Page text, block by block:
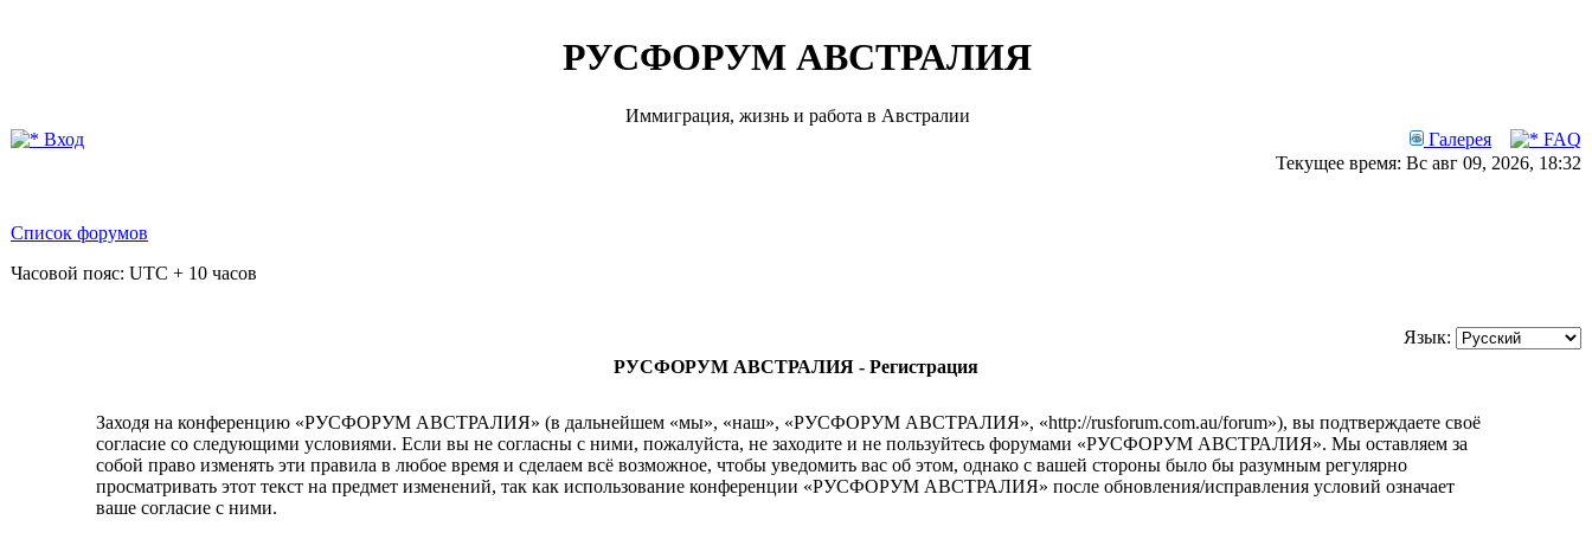
РУСФОРУМ АВСТРАЛИЯ
Иммиграция, жизнь и работа в Австралии
Вход
Галерея
FAQ
Текущее время: Вс авг 09, 2026, 18:32
Список форумов
Часовой пояс: UTC + 10 часов
Язык:
РУСФОРУМ АВСТРАЛИЯ - Регистрация
Заходя на конференцию «РУСФОРУМ АВСТРАЛИЯ» (в дальнейшем «мы», «наш», «РУСФОРУМ АВСТРАЛИЯ», «http://rusforum.com.au/forum»), вы подтверждаете своё
согласие со следующими условиями. Если вы не согласны с ними, пожалуйста, не заходите и не пользуйтесь форумами «РУСФОРУМ АВСТРАЛИЯ». Мы оставляем за
собой право изменять эти правила в любое время и сделаем всё возможное, чтобы уведомить вас об этом, однако с вашей стороны было бы разумным регулярно
просматривать этот текст на предмет изменений, так как использование конференции «РУСФОРУМ АВСТРАЛИЯ» после обновления/исправления условий означает
ваше согласие с ними.